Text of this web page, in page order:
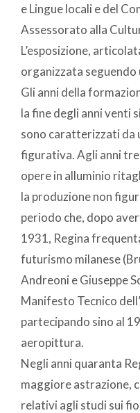
e Lingue locali e del
Assessorato alla
L’esposizione,
organizzata
Gli anni della
la fine degli anni venti
sono caratterizzati da
figurativa. Agli anni
opere in alluminio
la produzione non
periodo che, dopo
1931, Regina
futurismo milanese
Andreoni e Giuseppe
Manifesto Tecnico
partecipando sino al
aeropittura.
Negli anni quaranta
maggiore astrazione,
relativi agli studi sui